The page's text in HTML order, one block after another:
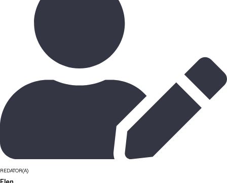
REDATOR(A)